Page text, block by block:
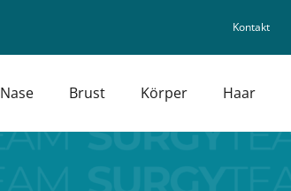
Kontakt
Nase Brust Körper Haar